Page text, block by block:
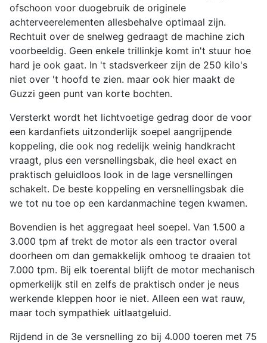
ofschoon voor duogebruik de originele
achterveerelementen allesbehalve optimaal zijn.
Rechtuit over de snelweg gedraagt de machine zich
voorbeeldig. Geen enkele trillinkje komt in't stuur hoe
hard je ook gaat. In 't stadsverkeer zijn de 250 kilo's
niet over 't hoofd te zien. maar ook hier maakt de
Guzzi geen punt van korte bochten.
Versterkt wordt het lichtvoetige gedrag door de voor
een kardanfiets uitzonderlijk soepel aangrijpende
koppeling, die ook nog redelijk weinig handkracht
vraagt, plus een versnellingsbak, die heel exact en
praktisch geluidloos look in de lage versnellingen
schakelt. De beste koppeling en versnellingsbak die
we tot nu toe op een kardanmachine tegen kwamen.
Bovendien is het aggregaat heel soepel. Van 1.500 a
3.000 tpm af trekt de motor als een tractor overal
doorheen om dan gemakkelijk omhoog te draaien tot
7.000 tpm. Bij elk toerental blijft de motor mechanisch
opmerkelijk stil en zelfs de praktisch onder je neus
werkende kleppen hoor ie niet. Alleen een wat rauw,
maar toch sympathiek uitlaatgeluid.
Rijdend in de 3e versnelling zo bij 4.000 toeren met 75